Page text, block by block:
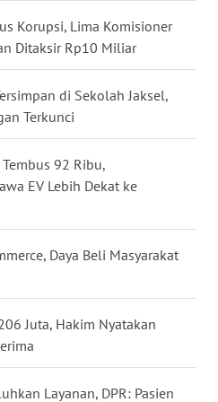
Korupsi, Lima Komisioner
Ditaksir Rp10 Miliar
di Sekolah Jaksel,
Terkunci
92 Ribu,
EV Lebih Dekat ke
Daya Beli Masyarakat
Juta, Hakim Nyatakan
Layanan, DPR: Pasien